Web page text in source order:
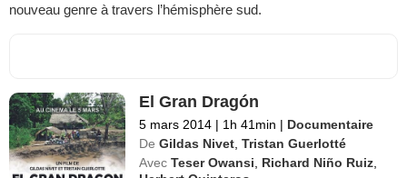
nouveau genre à travers l’hémisphère sud.
El Gran Dragón
5 mars 2014 | 1h 41min | Documentaire
De Gildas Nivet ,Tristan Guerlotté
Avec Teser Owansi Richard Niño Ruiz